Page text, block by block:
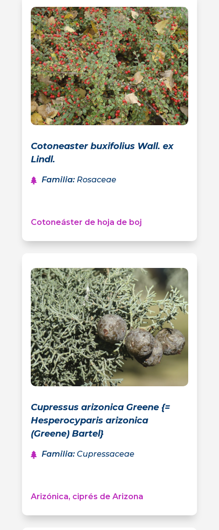
Cotoneaster buxifolius Wall. ex
Lindl.
Familia: Rosaceae
Cotoneáster de hoja de boj
Cupressus arizonica Greene {=
Hesperocyparis arizonica
(Greene) Bartel}
Familia: Cupressaceae
Arizónica, ciprés de Arizona